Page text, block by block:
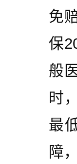
免
保
般
时
最
障